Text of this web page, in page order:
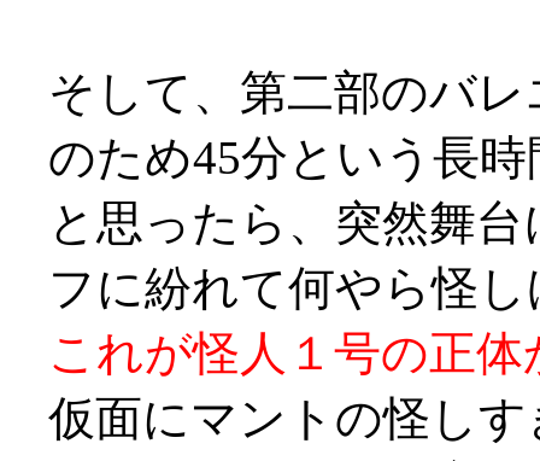
そして、第二部のバ
のため45分という長
と思ったら、突然舞
フに紛れて何やら怪
これが怪人１号の正体
仮面にマントの怪し